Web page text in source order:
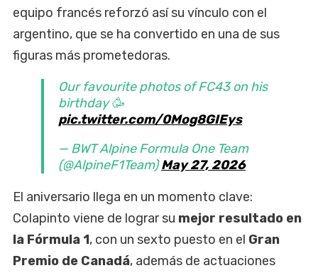
equipo francés reforzó así su vínculo con el
argentino, que se ha convertido en una de sus
figuras más prometedoras.
Our favourite photos of FC43 on his
birthday 🥳
pic.twitter.com/0Mog8GIEys
— BWT Alpine Formula One Team
(@AlpineF1Team)May 27, 2026
El aniversario llega en un momento clave:
Colapinto viene de lograr su mejor resultado en
la Fórmula 1, con un sexto puesto en el Gran
Premio de Canadá, además de actuaciones